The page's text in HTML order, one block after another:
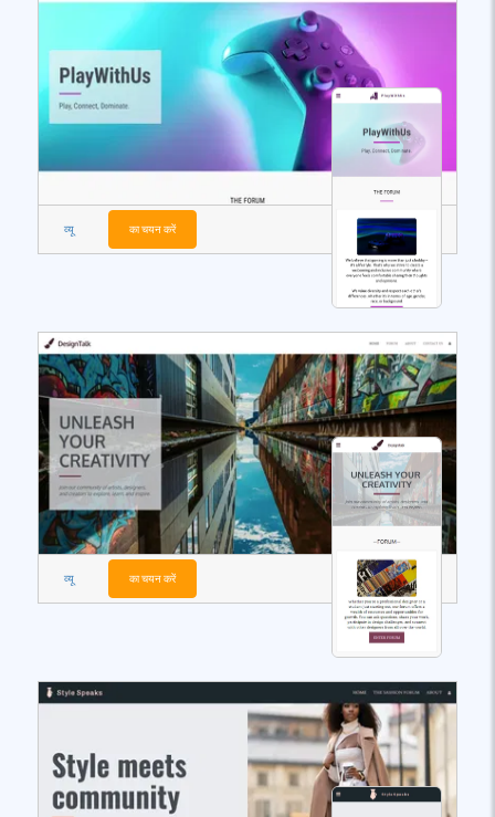
व्यू का चयन करें
व्यू का चयन करें